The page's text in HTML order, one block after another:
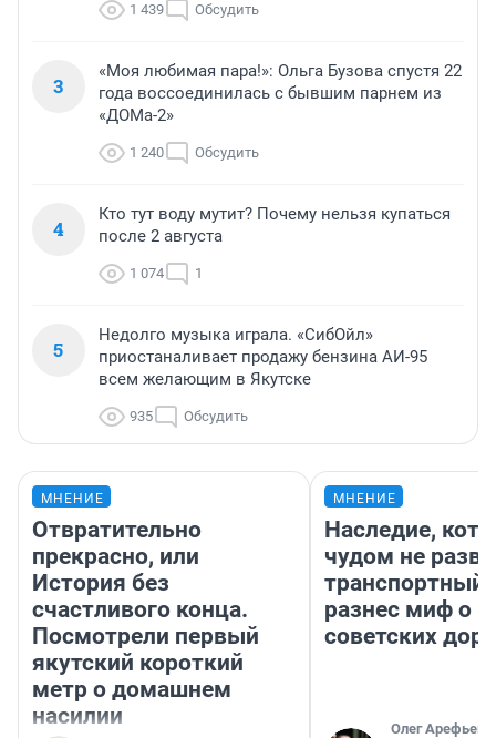
1 439 Обсудить
3
«Моя любимая пара!»: Ольга Бузова спустя 22
года воссоединилась с бывшим парнем из
«ДОМа-2»
1 240 Обсудить
4
Кто тут воду мутит? Почему нельзя купаться
после 2 августа
1 074 1
5
Недолго музыка играла. «СибОйл»
приостаналивает продажу бензина АИ-95
всем желающим в Якутске
935 Обсудить
МНЕНИЕ
Отвратительно
прекрасно, или
История без
счастливого конца.
Посмотрели первый
якутский короткий
метр о домашнем
насилии
МНЕНИЕ
Наследие,
чудом не
транспортный
разнес миф о
советских
Олег Арефьев